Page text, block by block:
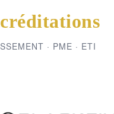
· PME · ETI